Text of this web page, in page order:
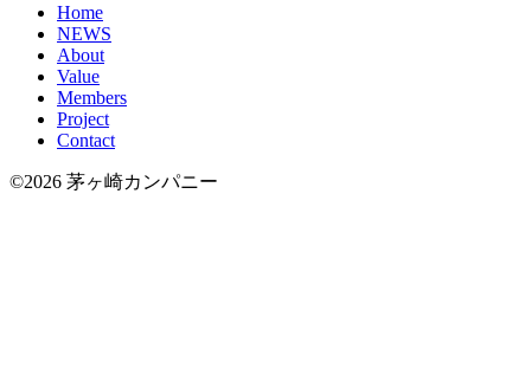
Home
NEWS
About
Value
Members
Project
Contact
©2026 茅ヶ崎カンパニー